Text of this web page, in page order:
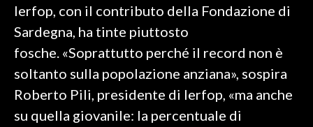
VOLLEY
MOTORI
TENNIS
ALTRI SPORT
CULTURA
Ierfop, con il contributo della Fondazione di
Sardegna, ha tinte piuttosto
fosche. «Soprattutto perché il record non è
soltanto sulla popolazione anziana», sospira
Roberto Pili, presidente di Ierfop, «ma anche
su quella giovanile: la percentuale di